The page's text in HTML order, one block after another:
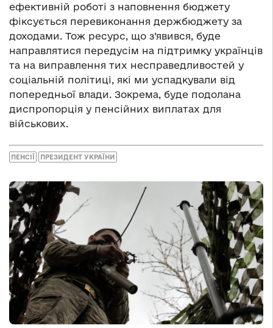
ефективній роботі з наповнення бюджету
фіксується перевиконання держбюджету за
доходами. Тож ресурс, що з’явився, буде
направлятися передусім на підтримку українців
та на виправлення тих несправедливостей у
соціальній політиці, які ми успадкували від
попередньої влади. Зокрема, буде подолана
диспропорція у пенсійних виплатах для
військових.
ПЕНСІЇ ПРЕЗИДЕНТ УКРАЇНИ